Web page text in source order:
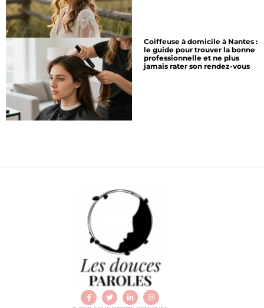
Coiffeuse à domicile à Nantes :
le guide pour trouver la bonne
professionnelle et ne plus
jamais rater son rendez-vous